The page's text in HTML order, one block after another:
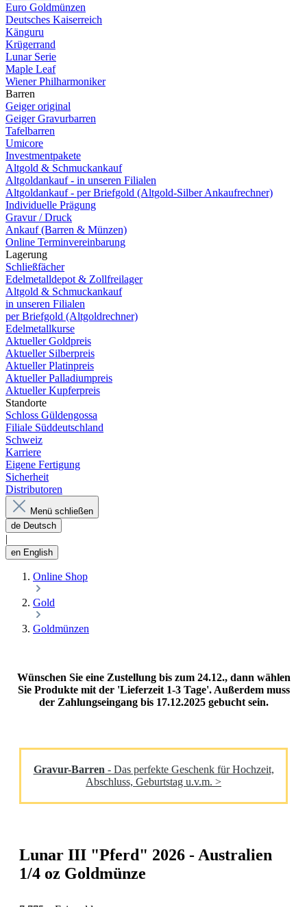
Euro Goldmünzen
Deutsches Kaiserreich
Känguru
Krügerrand
Lunar Serie
Maple Leaf
Wiener Philharmoniker
Barren
Geiger original
Geiger Gravurbarren
Tafelbarren
Umicore
Investmentpakete
Altgold & Schmuckankauf
Altgoldankauf - in unseren Filialen
Altgoldankauf - per Briefgold (Altgold-Silber Ankaufrechner)
Individuelle Prägung
Gravur / Druck
Ankauf (Barren & Münzen)
Online Terminvereinbarung
Lagerung
Schließfächer
Edelmetalldepot & Zollfreilager
Altgold & Schmuckankauf
in unseren Filialen
per Briefgold (Altgoldrechner)
Edelmetallkurse
Aktueller Goldpreis
Aktueller Silberpreis
Aktueller Platinpreis
Aktueller Palladiumpreis
Aktueller Kupferpreis
Standorte
Schloss Güldengossa
Filiale Süddeutschland
Schweiz
Karriere
Eigene Fertigung
Sicherheit
Distributoren
Menü schließen
de Deutsch
en English
Online Shop
Gold
Goldmünzen
Wünschen Sie eine Zustellung bis zum 24.12., dann wählen
Sie Produkte mit der 'Lieferzeit 1-3 Tage'. Außerdem muss
der Zahlungseingang bis 17.12.2025 gebucht sein.
Gravur-Barren - Das perfekte Geschenk für Hochzeit,
Abschluss, Geburtstag u.v.m. >
Lunar III "Pferd" 2026 - Australien
1/4 oz Goldmünze